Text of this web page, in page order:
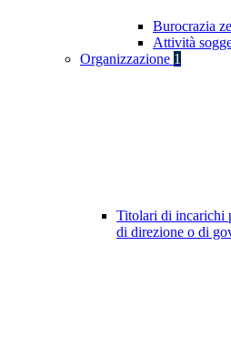
Burocrazia
Attività
Organizzazione 1
Titolari di incarichi
di direzione o di